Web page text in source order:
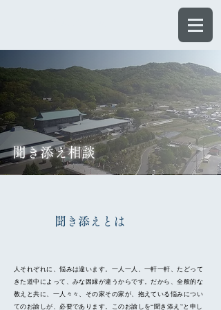
聞き添え相談
​聞き添えとは
人それぞれに、悩みは違います。一人一人、一軒一軒、たどって
きた道中によって、みな因縁が違うからです。だから、全般的な
教えと共に、一人々々、その家その家が、抱えている悩みについ
てのお諭しが、必要であります。このお諭しを“聞き添え”と申し